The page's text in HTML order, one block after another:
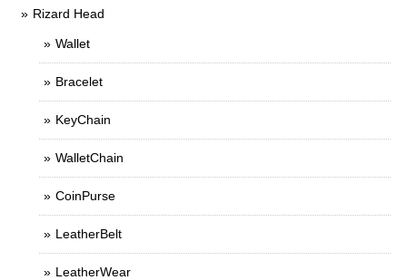
Rizard Head
Wallet
Bracelet
KeyChain
WalletChain
CoinPurse
LeatherBelt
LeatherWear